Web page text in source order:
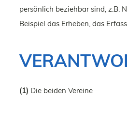
persönlich beziehbar sind, z.B.
Beispiel das Erheben, das
(1) Die beiden Vereine